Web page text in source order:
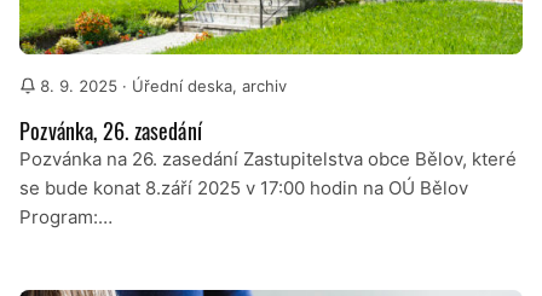
8. 9. 2025 · Úřední deska, archiv
Pozvánka, 26. zasedání
Pozvánka na 26. zasedání Zastupitelstva obce Bělov, které
se bude konat 8.září 2025 v 17:00 hodin na OÚ Bělov
Program:…